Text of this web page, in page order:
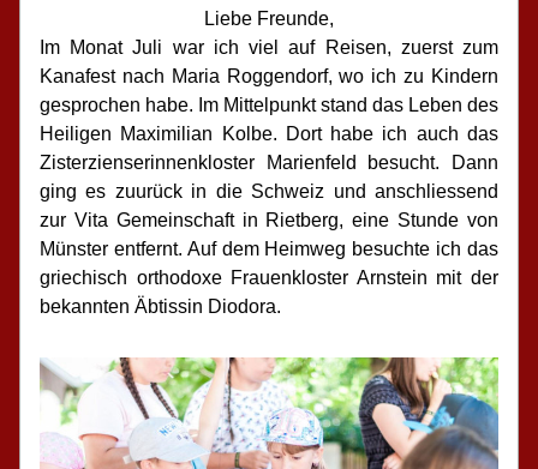
Liebe Freunde,
Im Monat Juli war ich viel auf Reisen, zuerst zum
Kanafest nach Maria Roggendorf, wo ich zu Kindern
gesprochen habe. Im Mittelpunkt stand das Leben des
Heiligen Maximilian Kolbe. Dort habe ich auch das
Zisterzienserinnenkloster Marienfeld besucht. Dann
ging es zuurück in die Schweiz und anschliessend
zur Vita Gemeinschaft in Rietberg, eine Stunde von
Münster entfernt. Auf dem Heimweg besuchte ich das
griechisch orthodoxe Frauenkloster Arnstein mit der
bekannten Äbtissin Diodora.